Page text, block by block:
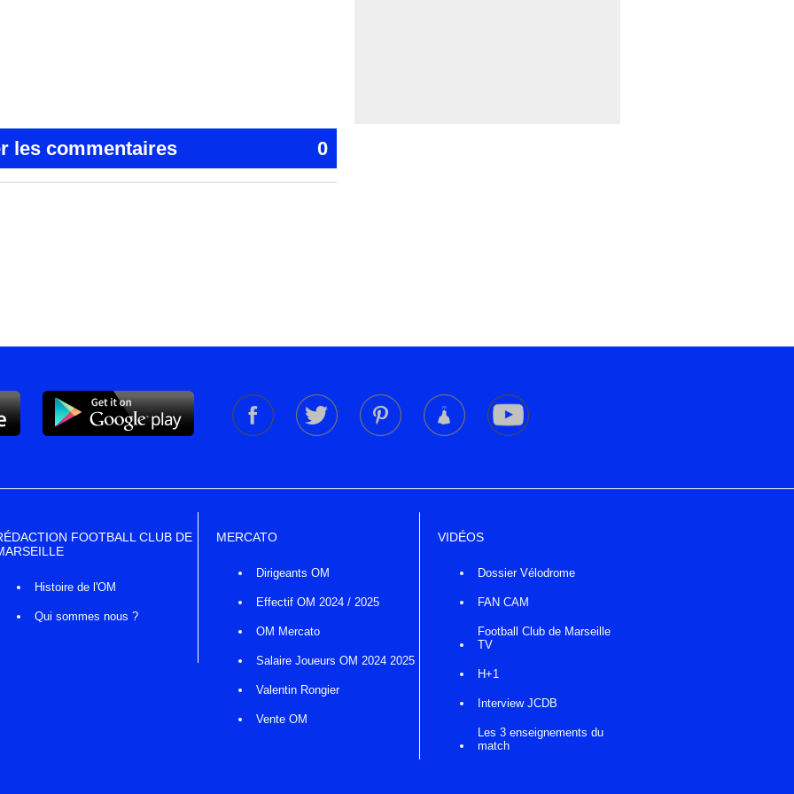
les commentaires 0
FOOTBALL CLUB DE
Histoire de l'OM
Qui sommes nous ?
MERCATO
Dirigeants OM
Effectif OM 2024 / 2025
OM Mercato
Salaire Joueurs OM 2024 2025
Valentin Rongier
Vente OM
VIDÉOS
Dossier Vélodrome
FAN CAM
Football Club de Marseille
TV
H+1
Interview JCDB
Les 3 enseignements du
match